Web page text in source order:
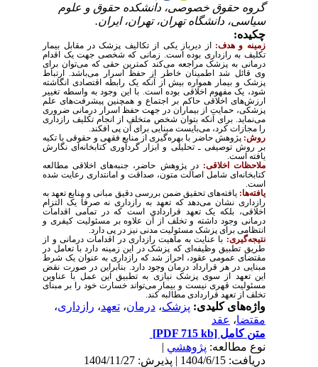
گروه حقوق خصوصی، دانشکده حقوق و علوم
سیاسی، دانشگاه تهران، تهران، ایران.
چکیده:
زمینه و هدف:از دیرباز یکی از تکالیف پزشک در مقابل بیمار
تکلیف به رازداری بوده است. زمانی که شخصی جهت یک اقدام
درمانی به پزشک مراجعه می‌کند کمترین حقی که می‌توان برای
وی قائل شد اطمینان خاطر از حفظ اسرار می‌باشد. ارتباط
پزشک و بیمار همواره بیش از آنکه یک رابطه اقتصادی انگاشته
شود، یک مفهوم اخلاقی بوده است. با این وجود به واسطه تغییر
ارزش‌های اخلاقی حاکم بر اجتماع و همچنین پیشرفت‌های علم
پزشکی، حمایت از بیماران در جهت حفظ اسرار درمانی ضروری
می‌نماید. برای آنکه بتوان شخص متخلف از انجام تکلیف رازداری
را مجازات کرد، می‌بایست مبنایی برای آن پی افکند.
روش:پژوهش حاضر با بهره‌گیری از منابع فقهی و حقوقی با تکیه
بر روش توصیفی ـ تحلیلی و ابزار گردآوری کتابخانه‌ای نگارش
یافته است.
ملاحظات اخلاقی: در پژوهش حاضر، جنبه‌های اخلاقی مطالعه
کتابخانه‌ای شامل اصالت متون، صداقت و امانتداری رعایت شده
است.
یافته‌ها:یافته‌های تحقیق ضمن بررسی دقیق مبانی و منابع تعهد به
رازداری نشان می‌دهد که تعهد به رازداری نه صرفاً یک التزام
اخلاقی، بلکه یک تعهد قراردادی است که در تمامی اقدامات
درمانی وجود داشته و تخلف از آن علاوه بر مسئولیت کیفری و
انتظامی برای پزشک مسئولیت مدنی نیز در پی دارد.
نتیجه‌گیری:با عنایت به ماهیت رازداری در اقدامات درمانی و از
طریق تطبیق وظیفه‌ای که پزشک در این زمینه دارد با تعامل در
مقتضای عمومی عقود، احراز شد که رازداری به عنوان یک شرط
مبنایی در هر قرارداد درمان وجود دارد. بنابراین در صورت نقض
این تعهد از سوی پزشک نیازی به تطبیق این عمل با عناوین
مسئولیت قهری نیست و بیمار می‌تواند خسارت خود را بر مبنای
تخلف از تعهد قراردادی مطالبه کند.
واژه‌های کلیدی:پزشک،درمان،تعهد،رازداری،
مقتضا،عقد
متن کامل[PDF 715 kb]
نوع مطالعه:پژوهشي|
دریافت: 1404/6/15 | پذیرش: 1404/11/27